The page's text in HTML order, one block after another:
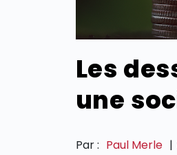
Les
une
Par : Paul Merle |